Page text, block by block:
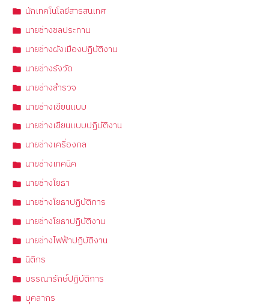
นักเทคโนโลยีสารสนเทศ
นายช่างชลประทาน
นายช่างผังเมืองปฏิบัติงาน
นายช่างรังวัด
นายช่างสำรวจ
นายช่างเขียนแบบ
นายช่างเขียนแบบปฏิบัติงาน
นายช่างเครื่องกล
นายช่างเทคนิค
นายช่างโยธา
นายช่างโยธาปฏิบัติการ
นายช่างโยธาปฏิบัติงาน
นายช่างไฟฟ้าปฏิบัติงาน
นิติกร
บรรณารักษ์ปฏิบัติการ
บุคลากร